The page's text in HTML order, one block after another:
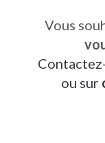
Vous
ou sur